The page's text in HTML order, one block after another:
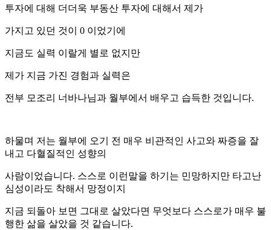
투자에 대해 더더욱 부동산 투자에 대해서 제가
가지고 있던 것이 0 이었기에
지금도 실력 이랄게 별로 없지만
제가 지금 가진 경험과 실력은
전부 모조리 너바나님과 월부에서 배우고 습득한 것입니다.
하물며 저는 월부에 오기 전 매우 비관적인 사고와 짜증을 잘
내고 다혈질적인 성향의
사람이었습니다. 스스로 이런말을 하기는 민망하지만 타고난
심성이라도 착해서 망정이지
지금 되돌아 보면 그대로 살았다면 무엇보다 스스로가 매우 불
행한 삶을 살았을 것 같습니다.